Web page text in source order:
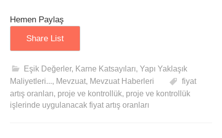
Hemen Paylaş
Share List
Eşik Değerler, Karne Katsayıları, Yapı Yaklaşık
Maliyetleri..., Mevzuat, Mevzuat Haberleri
fiyat
artış oranları, proje ve kontrollük, proje ve kontrollük
işlerinde uygulanacak fiyat artış oranları